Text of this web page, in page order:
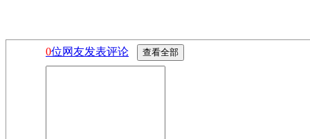
0位网友发表评论